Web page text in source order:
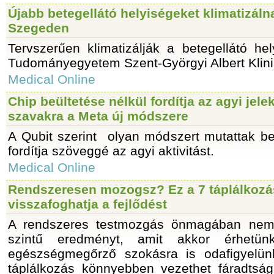
Újabb betegellátó helyiségeket
Szegeden
Tervszerűen klimatizálják a betegellátó
Tudományegyetem Szent-Györgyi Albert
Medical Online
Chip beültetése nélkül fordítja az agyi
szavakra a Meta új módszere
A Qubit szerint olyan módszert mutattak
fordítja szöveggé az agyi aktivitást.
Medical Online
Rendszeresen mozogsz? Ez a 7
visszafoghatja a fejlődést
A rendszeres testmozgás önmagában
szintű eredményt, amit akkor
egészségmegőrző szokásra is
táplálkozás könnyebben vezethet